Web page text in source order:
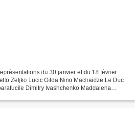
du 30 janvier et du 18 février
Zeljko Lucic Gilda Nino Machaidze Le Duc
Dimitry Ivashchenko Maddalena